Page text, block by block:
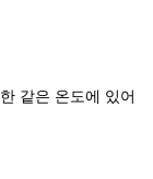
같은 온도에 있어